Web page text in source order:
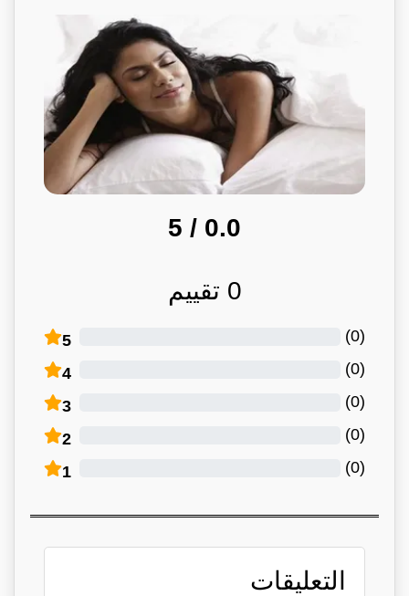
0.0
/ 5
0 تقييم
5 (
0
)
4 (
0
)
3 (
0
)
2 (
0
)
1 (
0
)
التعليقات